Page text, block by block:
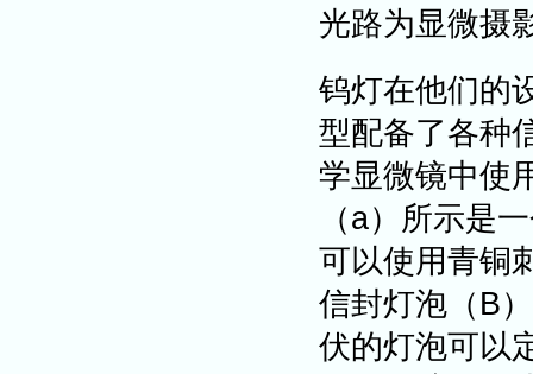
光路为显微摄
钨灯在他们的
型配备了各种
学显微镜中使
（a）所示是
可以使用青铜
信封灯泡（B
伏的灯泡可以